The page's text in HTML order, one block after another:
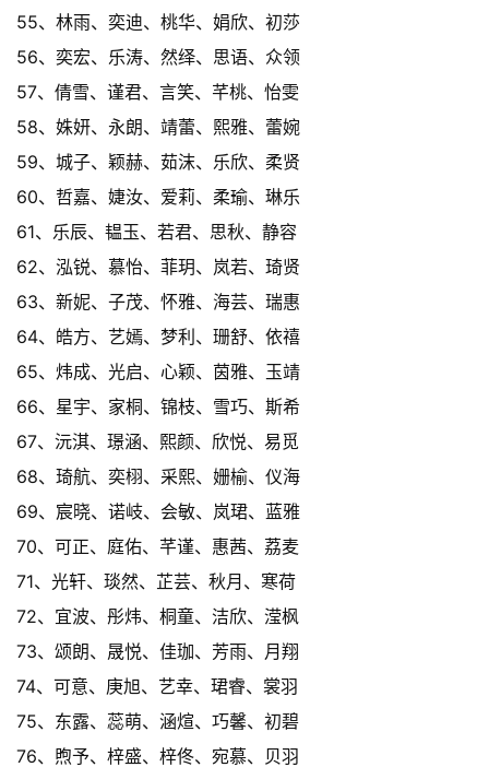
55、林雨、奕迪、桃华、娟欣、初莎
56、奕宏、乐涛、然绎、思语、众领
57、倩雪、谨君、言笑、芊桃、怡雯
58、姝妍、永朗、靖蕾、熙雅、蕾婉
59、城子、颖赫、茹沫、乐欣、柔贤
60、哲嘉、婕汝、爱莉、柔瑜、琳乐
61、乐辰、韫玉、若君、思秋、静容
62、泓锐、慕怡、菲玥、岚若、琦贤
63、新妮、子茂、怀雅、海芸、瑞惠
64、皓方、艺嫣、梦利、珊舒、依禧
65、炜成、光启、心颖、茵雅、玉靖
66、星宇、家桐、锦枝、雪巧、斯希
67、沅淇、璟涵、熙颜、欣悦、易觅
68、琦航、奕栩、采熙、姗榆、仪海
69、宸晓、诺岐、会敏、岚珺、蓝雅
70、可正、庭佑、芊谨、惠茜、荔麦
71、光轩、琰然、芷芸、秋月、寒荷
72、宜波、彤炜、桐童、洁欣、滢枫
73、颂朗、晟悦、佳珈、芳雨、月翔
74、可意、庚旭、艺幸、珺睿、裳羽
75、东露、蕊萌、涵煊、巧馨、初碧
76、煦予、梓盛、梓佟、宛慕、贝羽